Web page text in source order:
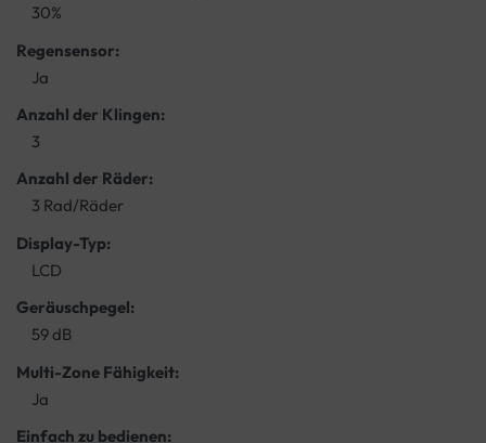
30%
Regensensor:
Ja
Anzahl der Klingen:
3
Anzahl der Räder:
3 Rad/Räder
Display-Typ:
LCD
Geräuschpegel:
59 dB
Multi-Zone Fähigkeit:
Ja
Einfach zu bedienen: